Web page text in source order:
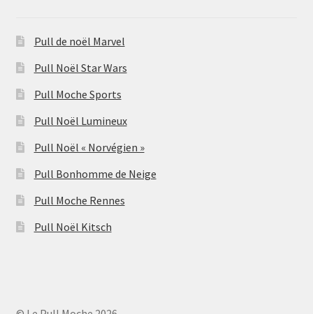
Pull de noël Marvel
Pull Noël Star Wars
Pull Moche Sports
Pull Noël Lumineux
Pull Noël « Norvégien »
Pull Bonhomme de Neige
Pull Moche Rennes
Pull Noël Kitsch